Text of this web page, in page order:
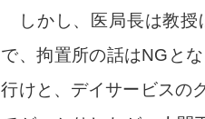
しかし、医局長は教授
で、拘置所の話はNG と
行けと、デイサービスの